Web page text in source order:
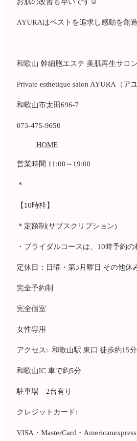
AYURAはベストを追求し感動を創
和歌山 幹細胞エステ 美肌再生サロン
Private esthetique salon AYURA（アユ
和歌山市太田696-7
073-475-9650
HOME
営業時間 11:00～19:00
＊
【10時枠】
＊定額制(サブスクリプション)
・ブライダルコースは、10時予約の
定休日：日曜・第3月曜日 その他休
完全予約制
完全個室
女性専用
アクセス: 和歌山駅 東口 徒歩約15分
和歌山IC 車で約5分
駐車場 2台有り
クレジットカード:
VISA・MasterCard・Americanexpress